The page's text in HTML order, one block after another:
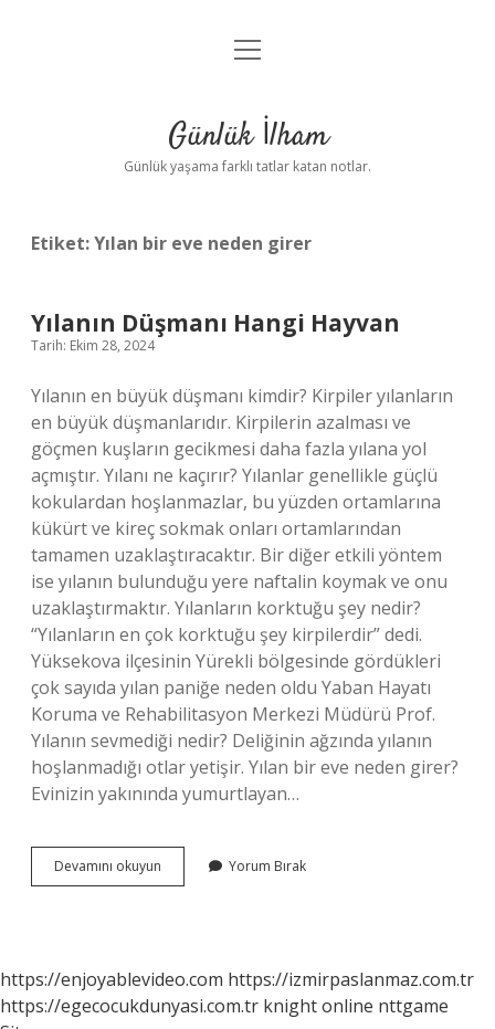
Anasayfa
Yasal Uyarı
menüyü
Günlük İlham
Günlük yaşama farklı tatlar katan notlar.
Etiket:Yılan bir eve neden girer
Yılanın Düşmanı Hangi Hayvan
Tarih: Ekim 28, 2024
Yılanın en büyük düşmanı kimdir? Kirpiler yılanların
en büyük düşmanlarıdır. Kirpilerin azalması ve
göçmen kuşların gecikmesi daha fazla yılana yol
açmıştır. Yılanı ne kaçırır? Yılanlar genellikle güçlü
kokulardan hoşlanmazlar, bu yüzden ortamlarına
kükürt ve kireç sokmak onları ortamlarından
tamamen uzaklaştıracaktır. Bir diğer etkili yöntem
ise yılanın bulunduğu yere naftalin koymak ve onu
uzaklaştırmaktır. Yılanların korktuğu şey nedir?
“Yılanların en çok korktuğu şey kirpilerdir” dedi.
Yüksekova ilçesinin Yürekli bölgesinde gördükleri
çok sayıda yılan paniğe neden oldu Yaban Hayatı
Koruma ve Rehabilitasyon Merkezi Müdürü Prof.
Yılanın sevmediği nedir? Deliğinin ağzında yılanın
hoşlanmadığı otlar yetişir. Yılan bir eve neden girer?
Evinizin yakınında yumurtlayan…
Devamını okuyun
Düşmanı
Yorum Bırak
https://enjoyablevideo.com https://izmirpaslanmaz.com.tr
https://egecocukdunyasi.com.tr knight online nttgame